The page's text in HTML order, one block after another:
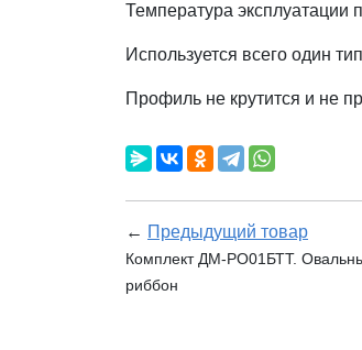
Температура
Используется всего один
Профиль не крутится и не
← Предыдущий товар
Комплект ДМ-РО01БТТ.
риббон